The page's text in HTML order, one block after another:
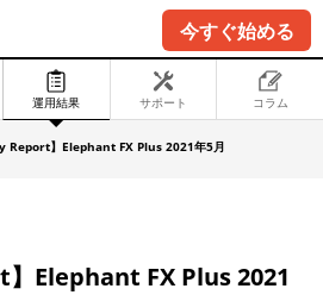
今すぐ始める
運用結果 サポート コラム
Report】Elephant FX Plus 2021年5月
Elephant FX Plus 2021